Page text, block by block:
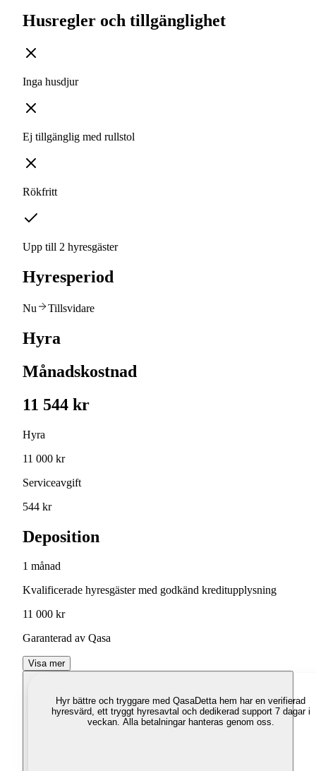
Husregler och tillgänglighet
Inga husdjur
Ej tillgänglig med rullstol
Rökfritt
Upp till 2 hyresgäster
Hyresperiod
Nu Tillsvidare
Hyra
Månadskostnad
11 544 kr
Hyra
11 000 kr
Serviceavgift
544 kr
Deposition
1 månad
Kvalificerade hyresgäster med godkänd kreditupplysning
11 000 kr
Garanterad av Qasa
Visa mer
Hyr bättre och tryggare med QasaDetta hem har en verifierad
hyresvärd, ett tryggt hyresavtal och dedikerad support 7 dagar i
veckan. Alla betalningar hanteras genom oss.